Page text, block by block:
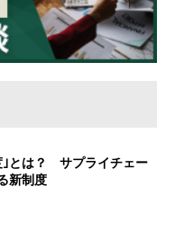
｣とは？ サプライチェー
新制度